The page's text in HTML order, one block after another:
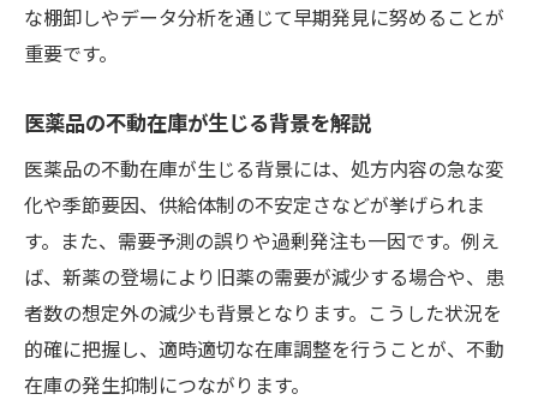
な棚卸しやデータ分析を通じて早期発見に努めることが
重要です。
医薬品の不動在庫が生じる背景を解説
医薬品の不動在庫が生じる背景には、処方内容の急な変
化や季節要因、供給体制の不安定さなどが挙げられま
す。また、需要予測の誤りや過剰発注も一因です。例え
ば、新薬の登場により旧薬の需要が減少する場合や、患
者数の想定外の減少も背景となります。こうした状況を
的確に把握し、適時適切な在庫調整を行うことが、不動
在庫の発生抑制につながります。